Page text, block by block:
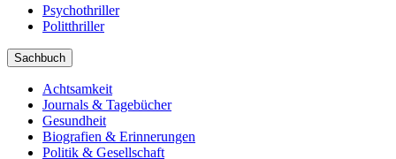
Psychothriller
Politthriller
Sachbuch
Achtsamkeit
Journals & Tagebücher
Gesundheit
Biografien & Erinnerungen
Politik & Gesellschaft